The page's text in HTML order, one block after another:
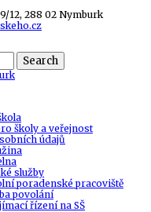
12, 288 02 Nymburk
Search
školy a veřejnost
údajů
služby
poradenské pracoviště
povolání
řízení na SŠ